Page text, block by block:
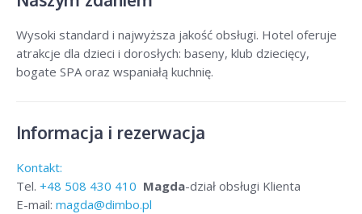
Wysoki standard i najwyższa jakość obsługi. Hotel oferuje
atrakcje dla dzieci i dorosłych: baseny, klub dziecięcy,
bogate SPA oraz wspaniałą kuchnię.
Informacja i rezerwacja
Kontakt:
Tel. +48 508 430 410 Magda-dział obsługi Klienta
E-mail: magda@dimbo.pl